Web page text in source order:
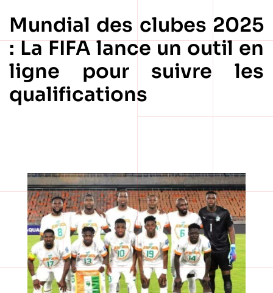
Mundial des clubes 2025
: La FIFA lance un outil en
ligne pour suivre les
qualifications